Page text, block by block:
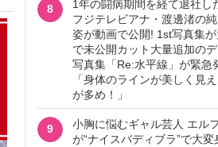
8
1年の闘病期間を経て退社し
フジテレビアナ・渡邊渚の
姿が動画で公開! 1st写真集
で未公開カット大量追加の
写真集「Re:水平線」が緊急
「身体のラインが美しく見
が多め！」
9
小胸に悩むギャル芸人 エル
が“ナイスバディブラ”で大変